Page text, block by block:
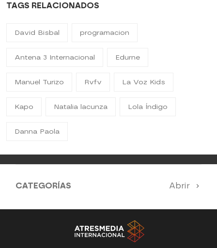
TAGS RELACIONADOS
David Bisbal programacion
Antena 3 Internacional Edurne
Manuel Turizo Rvfv La Voz Kids
Kapo Natalia lacunza Lola Índigo
Danna Paola
CATEGORÍAS Abrir
Antena 3 Noticias El Hormiguero
Tu cara me suena Pasapalabra